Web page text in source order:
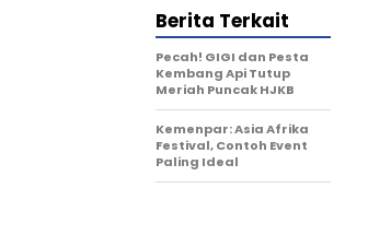
Berita Terkait
Pecah! GIGI dan Pesta
Kembang Api Tutup
Meriah Puncak HJKB
Kemenpar: Asia Afrika
Festival, Contoh Event
Paling Ideal